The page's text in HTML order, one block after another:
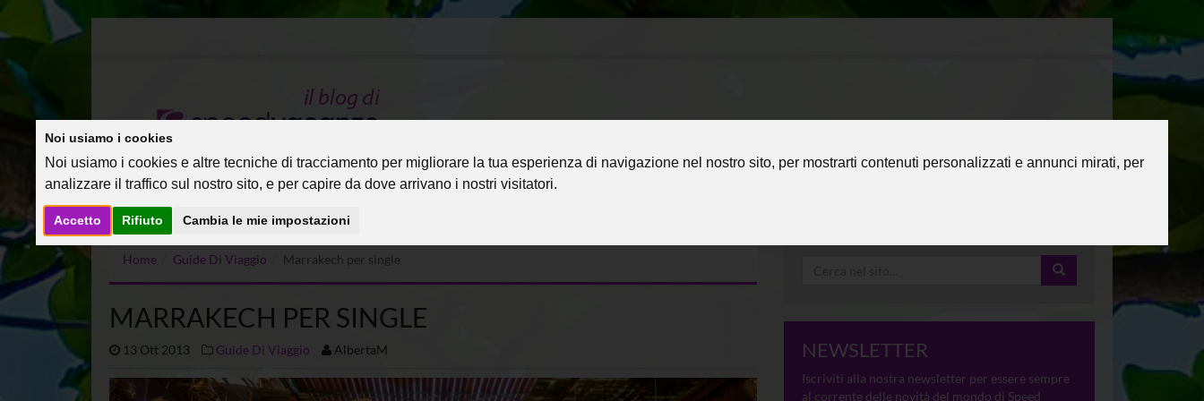
Noi usiamo i cookies
Noi usiamo i cookies e altre tecniche di tracciamento per migliorare la tua esperienza di navigazione nel nostro sito, per mostrarti contenuti personalizzati e annunci mirati, per
analizzare il traffico sul nostro sito, e per capire da dove arrivano i nostri visitatori.
Accetto Rifiuto Cambia le mie impostazioni
Home Guide Di Viaggio Marrakech per single
MARRAKECH PER SINGLE
13 Ott 2013 Guide Di Viaggio AlbertaM NEWSLETTER
Iscriviti alla nostra newsletter per essere sempre
al corrente delle novità del mondo di Speed